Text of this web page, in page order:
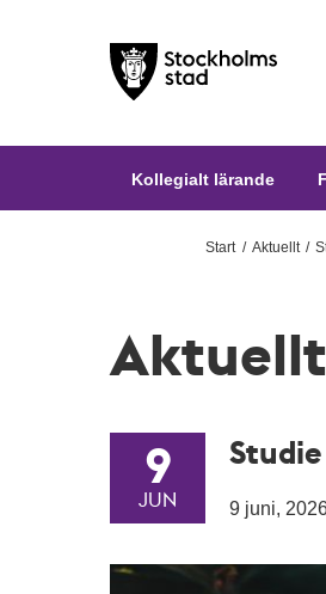
Hoppa till huvudinnehållet
Kollegialt lärande
Start Aktuellt
Aktuellt
9 juni,
9
JUN